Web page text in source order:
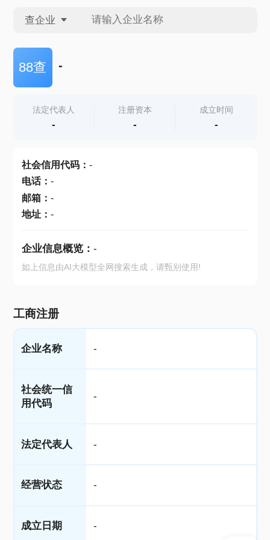
查企业
查企业
查产地
88查 -
法定代表人
-
注册资本
-
成立时间
-
社会信用代码： -
电话： -
邮箱： -
地址： -
企业信息概览： -
如上信息由AI大模型全网搜索生成，请甄别使用!
工商注册
企业名称 -
社会统一信
用代码
-
法定代表人 -
经营状态 -
成立日期 -